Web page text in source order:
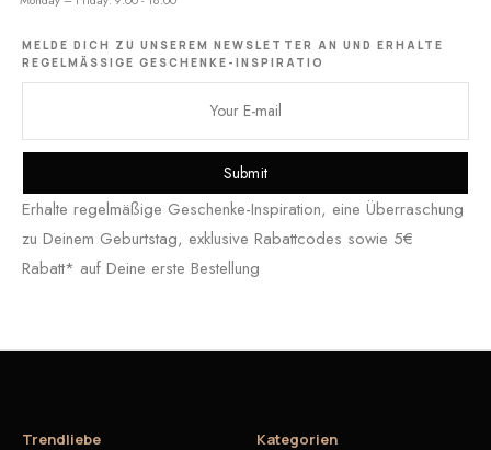
MELDE DICH ZU UNSEREM NEWSLETTER AN UND ERHALTE
REGELMÄSSIGE GESCHENKE-INSPIRATIO
Submit
Erhalte regelmäßige Geschenke-Inspiration, eine Überraschung
zu Deinem Geburtstag, exklusive Rabattcodes sowie 5€
Rabatt* auf Deine erste Bestellung
Trendliebe Kategorien